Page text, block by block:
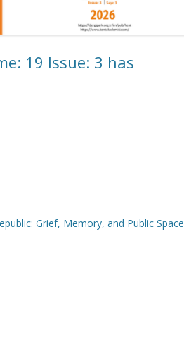
19 Issue: 3 has
Grief, Memory, and Public Space